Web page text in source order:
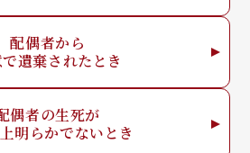
配偶者から
遺棄されたとき
偶者の生死が
明らかでないとき